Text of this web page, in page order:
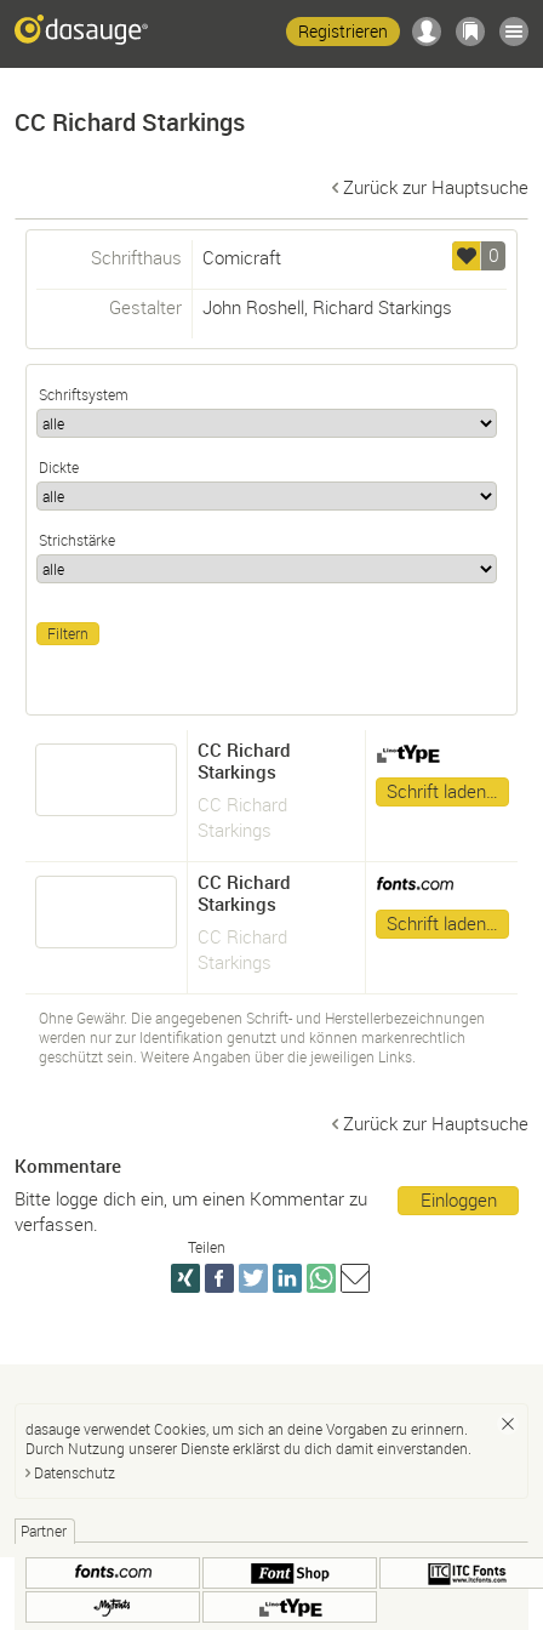
Registrieren
CC Richard Starkings
Zurück zur Hauptsuche
0
Schrifthaus Comicraft
Gestalter John Roshell, Richard Starkings
Schriftsystem
Dickte
Strichstärke
CC Richard
Starkings
CC Richard
Starkings
Schrift laden…
CC Richard
Starkings
CC Richard
Starkings
Schrift laden…
Ohne Gewähr. Die angegebenen Schrift- und Herstellerbezeichnungen
werden nur zur Identifikation genutzt und können markenrechtlich
geschützt sein. Weitere Angaben über die jeweiligen Links.
Zurück zur Hauptsuche
Kommentare
Einloggen
Bitte logge dich ein, um einen Kommentar zu
verfassen.
Teilen
dasauge verwendet Cookies, um sich an deine Vorgaben zu erinnern.
Durch Nutzung unserer Dienste erklärst du dich damit einverstanden.
Datenschutz
Partner